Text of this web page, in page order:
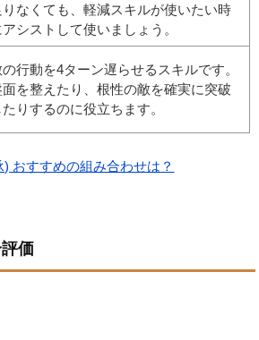
りなくても、軽減スキルが使いたい時
アシストして使いましょう。
行動を4ターン遅らせるスキルです。
面を整えたり、根性の敵を確実に突破
たりするのに役立ちます。
おすすめの組み合わせは？
価